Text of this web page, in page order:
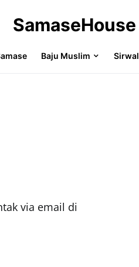
SamaseHouse
Baju Muslim Sirwal
via email di